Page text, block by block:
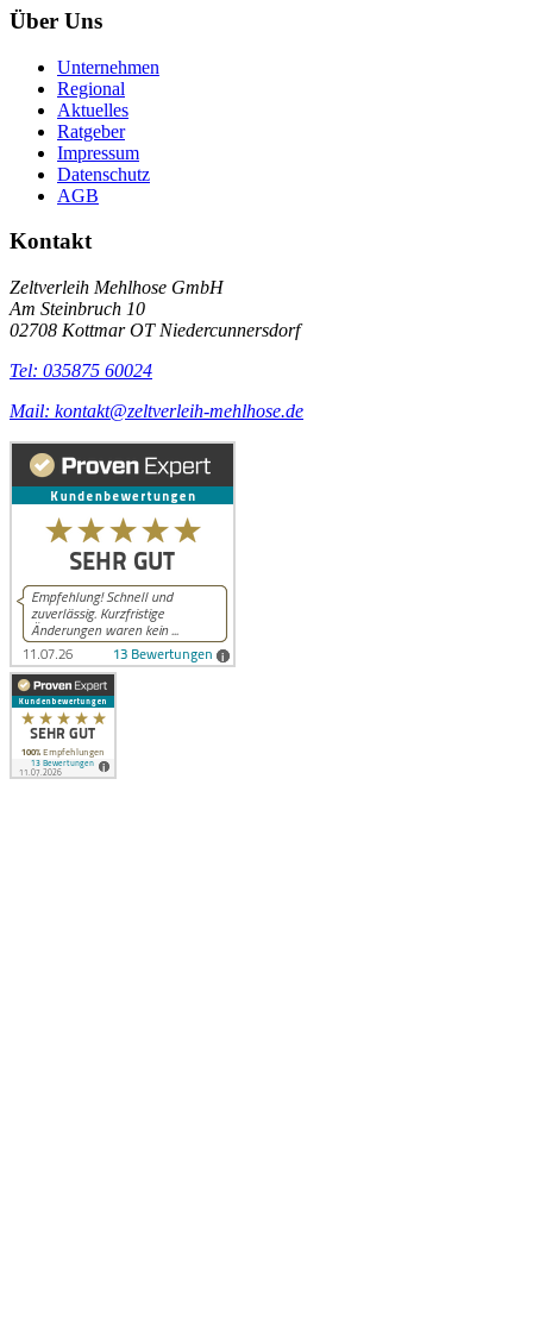
Über Uns
Unternehmen
Regional
Aktuelles
Ratgeber
Impressum
Datenschutz
AGB
Kontakt
Zeltverleih Mehlhose GmbH
Am Steinbruch 10
02708 Kottmar OT Niedercunnersdorf
Tel: 035875 60024
Mail: kontakt@zeltverleih-mehlhose.de